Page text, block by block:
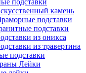
подставки
камень
подставки
подставки
из оникса
из травертина
подставки
Лейки